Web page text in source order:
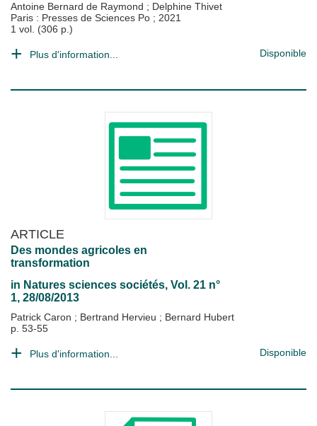
Antoine Bernard de Raymond ; Delphine Thivet
Paris : Presses de Sciences Po ; 2021
1 vol. (306 p.)
Plus d'information... Disponible
ARTICLE
Des mondes agricoles en
transformation
in Natures sciences sociétés, Vol. 21 n°
1, 28/08/2013
Patrick Caron ; Bertrand Hervieu ; Bernard Hubert
p. 53-55
Plus d'information... Disponible